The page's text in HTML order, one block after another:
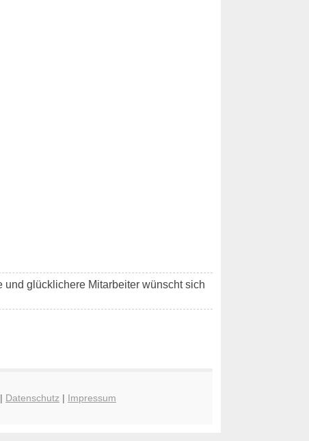
glücklichere Mitarbeiter wünscht sich
| Datenschutz| Impressum